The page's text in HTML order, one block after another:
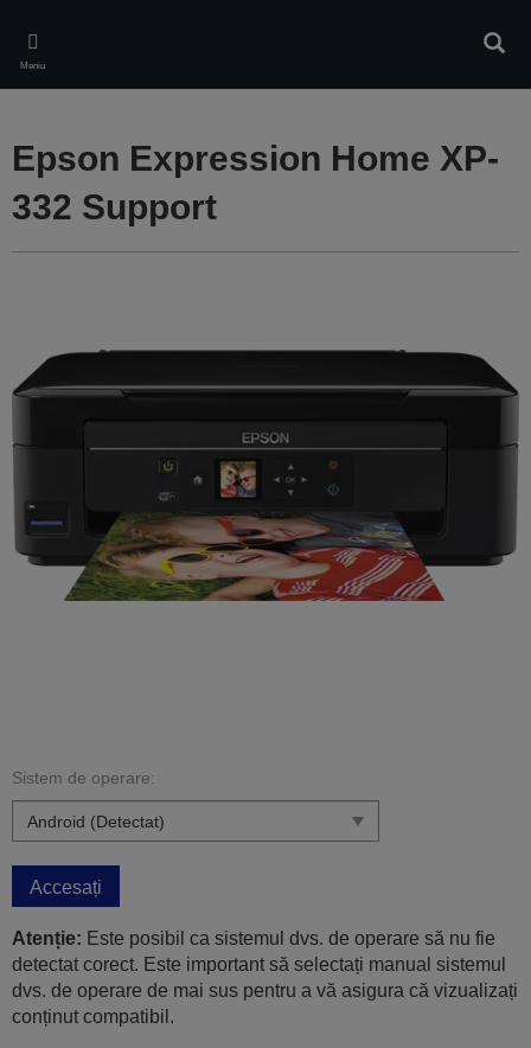
main
content
Meniu
Epson Expression Home XP-
332 Support
Sistem de operare:
Accesați
Atenție: Este posibil ca sistemul dvs. de operare să nu fie
detectat corect. Este important să selectați manual sistemul
dvs. de operare de mai sus pentru a vă asigura că vizualizați
conținut compatibil.